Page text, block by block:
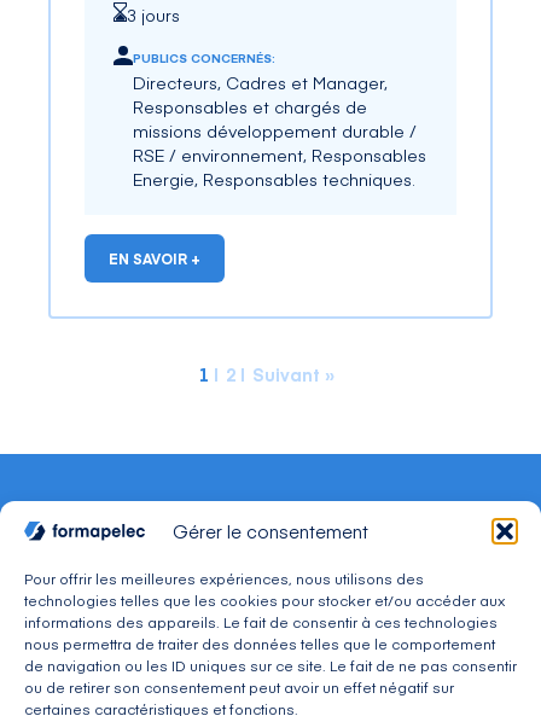
Gérer le consentement
Pour offrir les meilleures expériences, nous utilisons des
technologies telles que les cookies pour stocker et/ou accéder aux
informations des appareils. Le fait de consentir à ces technologies
nous permettra de traiter des données telles que le comportement
de navigation ou les ID uniques sur ce site. Le fait de ne pas consentir
ou de retirer son consentement peut avoir un effet négatif sur
certaines caractéristiques et fonctions.
3 jours
PUBLICS CONCERNÉS:
Directeurs, Cadres et Manager,
Responsables et chargés de
missions développement durable /
RSE / environnement, Responsables
Energie, Responsables techniques.
EN SAVOIR +
1 2 Suivant »
CONTACT
Adresse : 30, avenue du Président Wilson 94234
CACHAN Cedex
Téléphone : 01 49 08 03 03
Mail : commercial@formapelec.fr